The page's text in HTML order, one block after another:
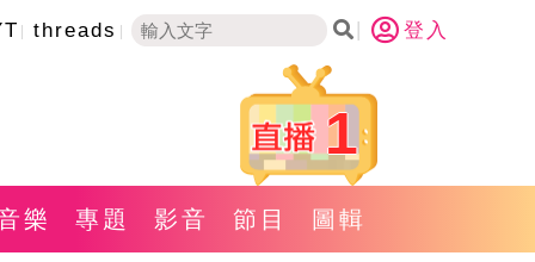
threads 登入
1
樂 專題 影音 節目 圖輯